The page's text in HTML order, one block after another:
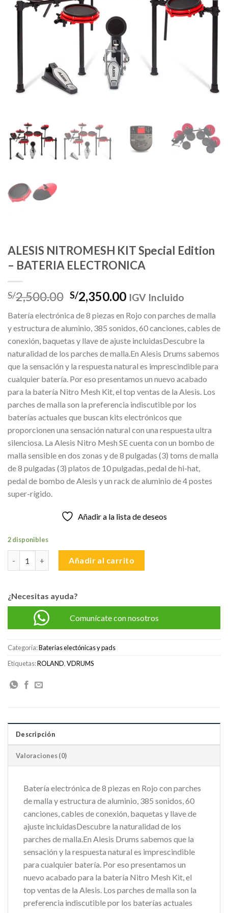
ALESIS NITROMESH KIT Special Edition
– BATERIA ELECTRONICA
S/2,500.00 El
precio
original
era:
S/2,500.00.
S/2,350.00El
actual
es:
S/2,350.00.
IGV Incluido
Batería electrónica de 8 piezas en Rojo con parches de malla
y estructura de aluminio, 385 sonidos, 60 canciones, cables de
conexión, baquetas y llave de ajuste incluidasDescubre la
naturalidad de los parches de malla.En Alesis Drums sabemos
que la sensación y la respuesta natural es imprescindible para
cualquier batería. Por eso presentamos un nuevo acabado
para la batería Nitro Mesh Kit, el top ventas de la Alesis. Los
parches de malla son la preferencia indiscutible por los
baterías actuales que buscan kits electrónicos que
proporcionen una sensación natural con una respuesta ultra
silenciosa. La Alesis Nitro Mesh SE cuenta con un bombo de
malla sensible en dos zonas y de 8 pulgadas (3) toms de malla
de 8 pulgadas (3) platos de 10 pulgadas, pedal de hi-hat,
pedal de bombo de Alesis y un rack de aluminio de 4 postes
super-rígido.
Añadir a la lista de deseos
2 disponibles
Añadir al carrito
¿Necesitas ayuda?
Comunícate con nosotros
Categoría:Baterias electónicas y pads
Etiquetas:ROLAND,VDRUMS
Descripción
Valoraciones (0)
Batería electrónica de 8 piezas en Rojo con parches
de malla y estructura de aluminio, 385 sonidos, 60
canciones, cables de conexión, baquetas y llave de
ajuste incluidasDescubre la naturalidad de los
parches de malla.En Alesis Drums sabemos que la
sensación y la respuesta natural es imprescindible
para cualquier batería. Por eso presentamos un
nuevo acabado para la batería Nitro Mesh Kit, el
top ventas de la Alesis. Los parches de malla son la
preferencia indiscutible por los baterías actuales